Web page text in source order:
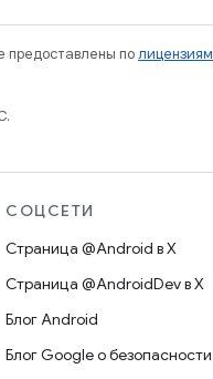
предоставлены полицензиям
СОЦСЕТИ
Страница @Android в X
Страница @AndroidDev в X
Блог Android
Блог Google о безопасности